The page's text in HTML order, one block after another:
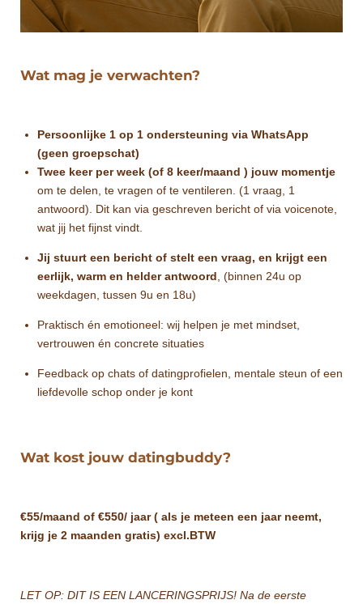
Wat mag je verwachten?
Persoonlijke 1 op 1 ondersteuning via WhatsApp
(geen groepschat)
Twee keer per week (of 8 keer/maand ) jouw momentje
om te delen, te vragen of te ventileren. (1 vraag, 1
antwoord). Dit kan via geschreven bericht of via voicenote,
wat jij het fijnst vindt.
Jij stuurt een bericht of stelt een vraag, en krijgt een
eerlijk, warm en helder antwoord , (binnen 24u op
weekdagen, tussen 9u en 18u)
Praktisch én emotioneel: wij helpen je met mindset,
vertrouwen én concrete situaties
Feedback op chats of datingprofielen, mentale steun of een
liefdevolle schop onder je kont
Wat kost jouw datingbuddy?
€55/maand of €550/ jaar ( als je meteen een jaar neemt,
krijg je 2 maanden gratis) excl.BTW
LET OP: DIT IS EEN LANCERINGSPRIJS! Na de eerste